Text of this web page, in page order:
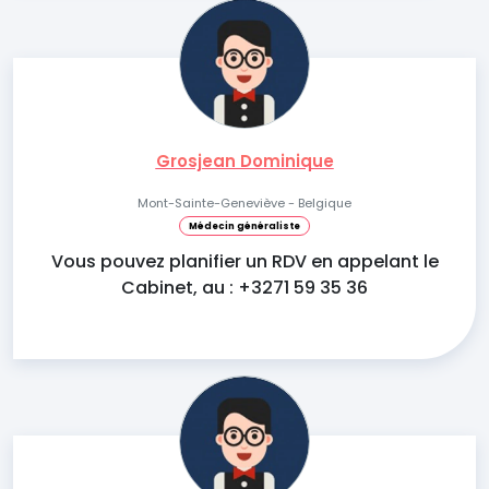
Grosjean Dominique
Mont-Sainte-Geneviève - Belgique
Médecin généraliste
Vous pouvez planifier un RDV en appelant le
Cabinet, au : +3271 59 35 36